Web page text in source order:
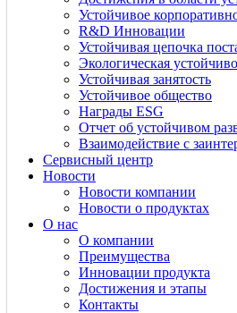
Устойчивое
R&D Инновации
Устойчивая цепочка
Экологическая
Устойчивая занятость
Устойчивое общество
Награды ESG
Отчет об устойчивом
Взаимодействие с
Сервисный центр
Новости
Новости компании
Новости о продуктах
О нас
О компании
Преимущества
Инновации продукта
Достижения и этапы
Контакты